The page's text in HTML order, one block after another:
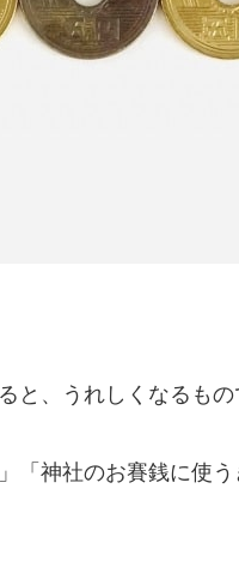
と、うれしくなるもの
「神社のお賽銭に使